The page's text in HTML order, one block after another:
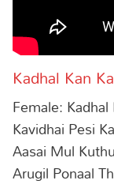
Kadhal Kan
Female:
Kavidhai Pesi
Aasai Mul
Arugil Ponaal